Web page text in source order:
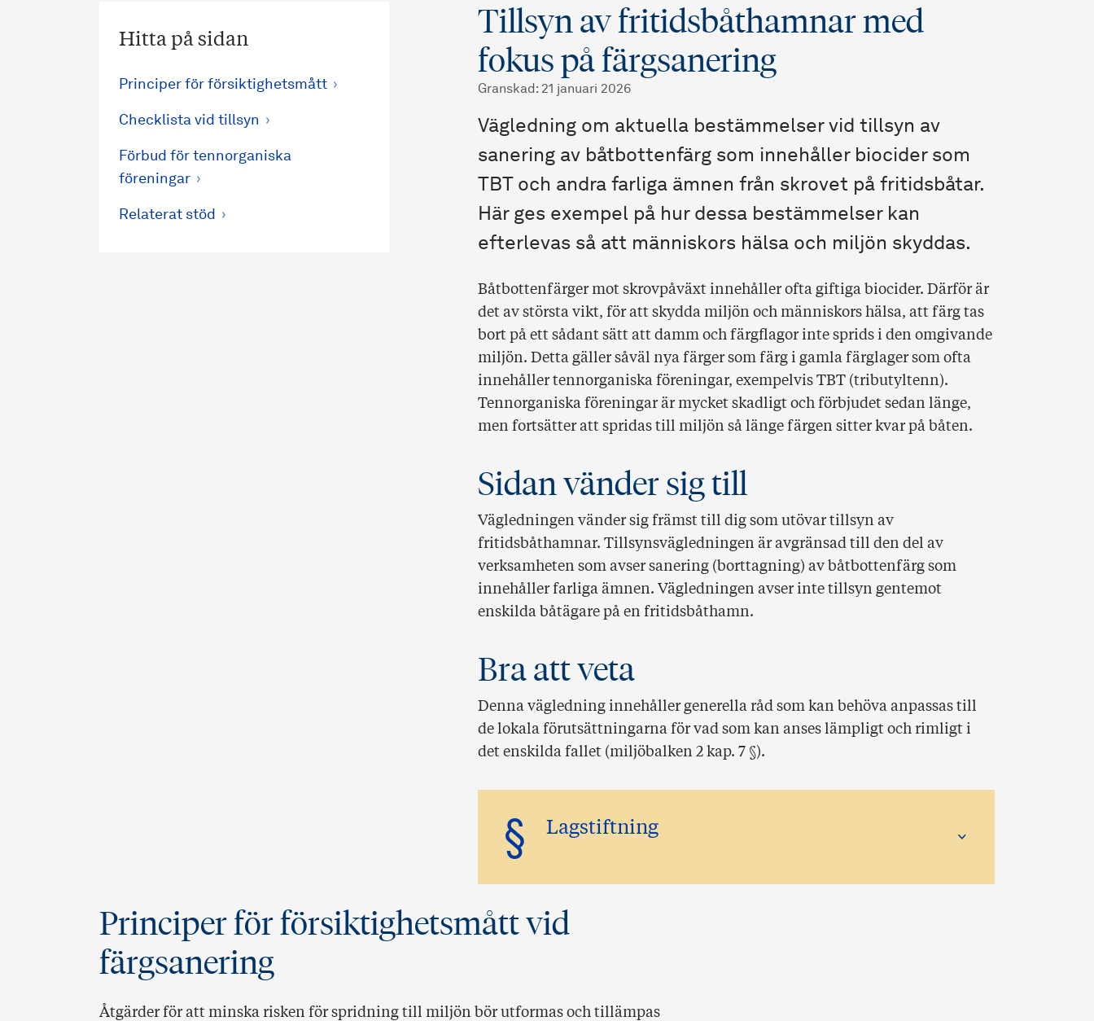
Hitta på sidan
Principer för försiktighetsmått
Checklista vid tillsyn
Förbud för tennorganiska
föreningar
Relaterat stöd
Tillsyn av fritidsbåthamnar med
fokus på färgsanering
Granskad : 21 januari 2026
Vägledning om aktuella bestämmelser vid tillsyn av
sanering av båtbottenfärg som innehåller biocider som
TBT och andra farliga ämnen från skrovet på fritidsbåtar.
Här ges exempel på hur dessa bestämmelser kan
efterlevas så att människors hälsa och miljön skyddas.
Båtbottenfärger mot skrovpåväxt innehåller ofta giftiga biocider. Därför är
det av största vikt, för att skydda miljön och människors hälsa, att färg tas
bort på ett sådant sätt att damm och färgflagor inte sprids i den omgivande
miljön. Detta gäller såväl nya färger som färg i gamla färglager som ofta
innehåller tennorganiska föreningar, exempelvis TBT (tributyltenn).
Tennorganiska föreningar är mycket skadligt och förbjudet sedan länge,
men fortsätter att spridas till miljön så länge färgen sitter kvar på båten.
Sidan vänder sig till
Vägledningen vänder sig främst till dig som utövar tillsyn av
fritidsbåthamnar. Tillsynsvägledningen är avgränsad till den del av
verksamheten som avser sanering (borttagning) av båtbottenfärg som
innehåller farliga ämnen. Vägledningen avser inte tillsyn gentemot
enskilda båtägare på en fritidsbåthamn.
Bra att veta
Denna vägledning innehåller generella råd som kan behöva anpassas till
de lokala förutsättningarna för vad som kan anses lämpligt och rimligt i
det enskilda fallet (miljöbalken 2 kap. 7 §).
§ Lagstiftning
Principer för försiktighetsmått vid
färgsanering
Åtgärder för att minska risken för spridning till miljön bör utformas och tillämpas